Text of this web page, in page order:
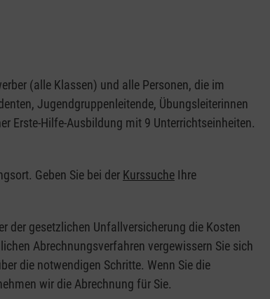
(alle Klassen) und alle Personen, die im
Jugendgruppenleitende, Übungsleiterinnen
Erste-Hilfe-Ausbildung mit 9 Unterrichtseinheiten.
Geben Sie bei der Kurssuche Ihre
der gesetzlichen Unfallversicherung die Kosten
Abrechnungsverfahren vergewissern Sie sich
die notwendigen Schritte. Wenn Sie die
wir die Abrechnung für Sie.